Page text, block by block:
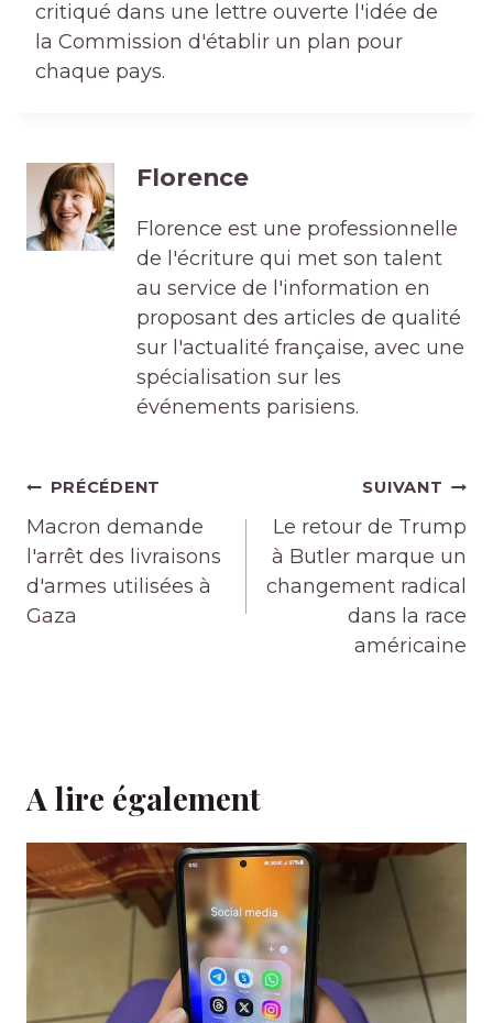
critiqué dans une lettre ouverte l'idée de
la Commission d'établir un plan pour
chaque pays.
Florence
Florence est une professionnelle
de l'écriture qui met son talent
au service de l'information en
proposant des articles de qualité
sur l'actualité française, avec une
spécialisation sur les
événements parisiens.
Navigation
de
l’article
PRÉCÉDENT
Macron demande
l'arrêt des livraisons
d'armes utilisées à
Gaza
SUIVANT
Le retour de Trump
à Butler marque un
changement radical
dans la race
américaine
A lire également